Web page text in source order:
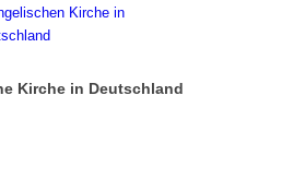
Kirche in Deutschland